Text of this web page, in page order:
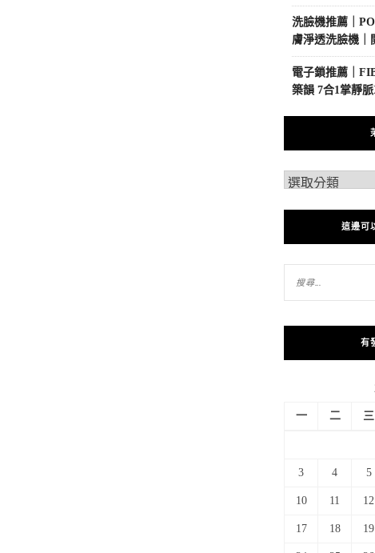
洗臉機推薦｜
膚淨透洗臉機｜
電子鎖推薦｜
築韻 7合1掌靜
這邊可
有
一 二 三
3 4 5
10 11 12
17 18 19